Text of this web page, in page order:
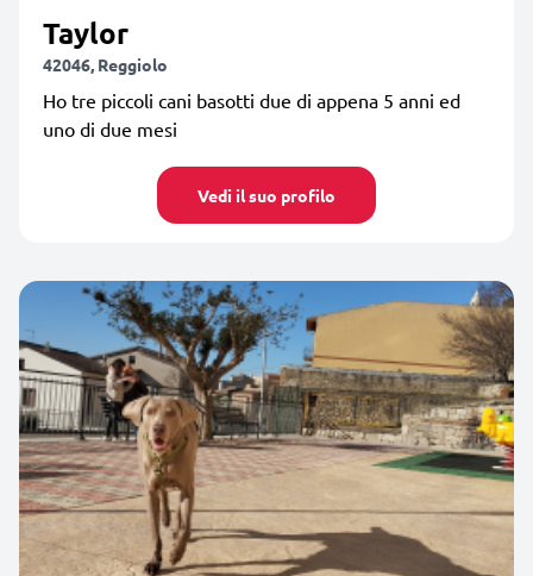
Taylor
42046, Reggiolo
Ho tre piccoli cani basotti due di appena 5 anni ed
uno di due mesi
Vedi il suo profilo